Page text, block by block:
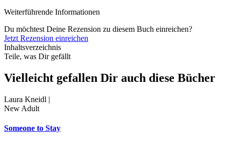
Weiterführende Informationen
Du möchtest Deine Rezension zu diesem Buch einreichen?
Jetzt Rezension einreichen
Inhaltsverzeichnis
Teile, was Dir gefällt
Vielleicht gefallen Dir auch diese Bücher
Laura Kneidl |
New Adult
Someone to Stay